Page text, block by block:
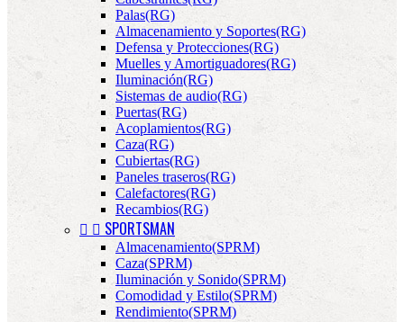
Palas(RG)
Almacenamiento y Soportes(RG)
Defensa y Protecciones(RG)
Muelles y Amortiguadores(RG)
Iluminación(RG)
Sistemas de audio(RG)
Puertas(RG)
Acoplamientos(RG)
Caza(RG)
Cubiertas(RG)
Paneles traseros(RG)
Calefactores(RG)
Recambios(RG)
  SPORTSMAN
Almacenamiento(SPRM)
Caza(SPRM)
Iluminación y Sonido(SPRM)
Comodidad y Estilo(SPRM)
Rendimiento(SPRM)